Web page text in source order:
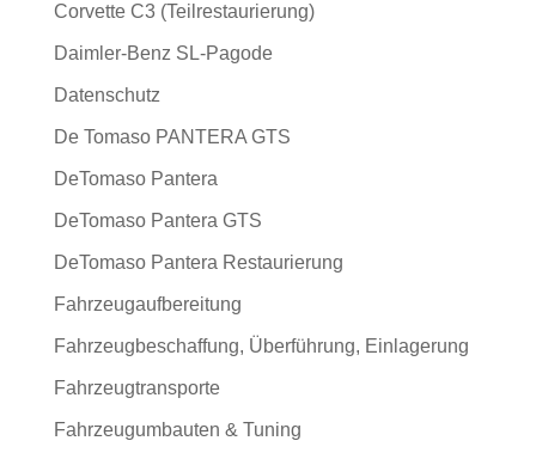
Corvette C3 (Teilrestaurierung)
Daimler-Benz SL-Pagode
Datenschutz
De Tomaso PANTERA GTS
DeTomaso Pantera
DeTomaso Pantera GTS
DeTomaso Pantera Restaurierung
Fahrzeugaufbereitung
Fahrzeugbeschaffung, Überführung, Einlagerung
Fahrzeugtransporte
Fahrzeugumbauten & Tuning